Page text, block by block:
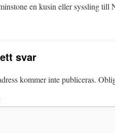
en kusin eller syssling
svar
kommer inte publiceras.